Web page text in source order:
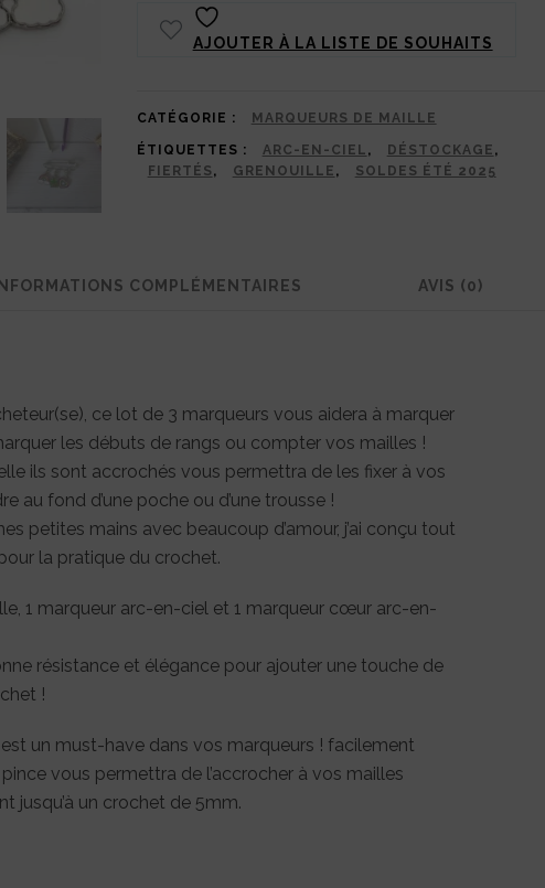
de
de
maille
AJOUTER À LA LISTE DE SOUHAITS
CATÉGORIE : MARQUEURS DE MAILLE
ÉTIQUETTES : ARC-EN-CIEL , DÉSTOCKAGE ,
FIERTÉS , GRENOUILLE , SOLDES ÉTÉ 2025
INFORMATIONS COMPLÉMENTAIRES AVIS (0)
ce lot de 3 marqueurs vous aidera à marquer
les débuts de rangs ou compter vos mailles !
ils sont accrochés vous permettra de les fixer à vos
au fond d’une poche ou d’une trousse !
petites mains avec beaucoup d’amour, j’ai conçu tout
la pratique du crochet.
1 marqueur arc-en-ciel et 1 marqueur cœur arc-en-
résistance et élégance pour ajouter une touche de
!
est un must-have dans vos marqueurs ! facilement
vous permettra de l’accrocher à vos mailles
jusqu’à un crochet de 5mm.